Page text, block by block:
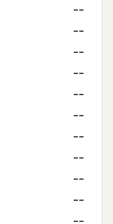
--
--
--
--
--
--
--
--
--
--
--